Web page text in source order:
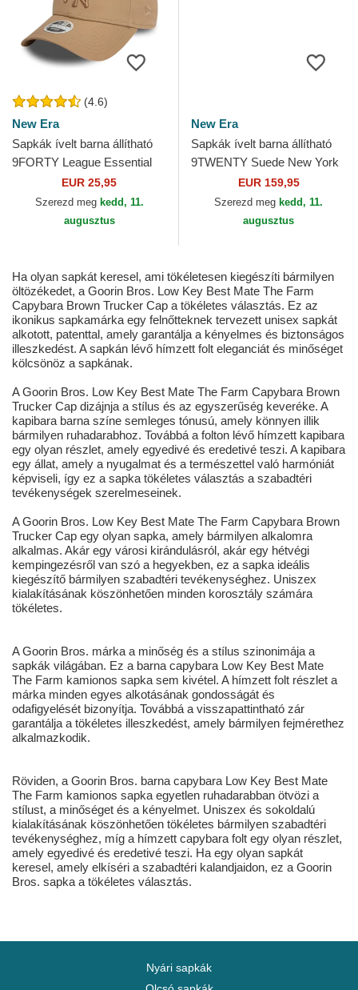
(4.6)
New Era
Sapkák ívelt barna állítható
9FORTY League Essential
New York Yankees MLB
New Era
EUR 25,95
Szerezd meg kedd, 11.
augusztus
New Era
Sapkák ívelt barna állítható
9TWENTY Suede New York
Yankees MLB New Era
EUR 159,95
Szerezd meg kedd, 11.
augusztus
Ha olyan sapkát keresel, ami tökéletesen kiegészíti bármilyen
öltözékedet, a Goorin Bros. Low Key Best Mate The Farm
Capybara Brown Trucker Cap a tökéletes választás. Ez az
ikonikus sapkamárka egy felnőtteknek tervezett unisex sapkát
alkotott, patenttal, amely garantálja a kényelmes és biztonságos
illeszkedést. A sapkán lévő hímzett folt eleganciát és minőséget
kölcsönöz a sapkának.
A Goorin Bros. Low Key Best Mate The Farm Capybara Brown
Trucker Cap dizájnja a stílus és az egyszerűség keveréke. A
kapibara barna színe semleges tónusú, amely könnyen illik
bármilyen ruhadarabhoz. Továbbá a folton lévő hímzett kapibara
egy olyan részlet, amely egyedivé és eredetivé teszi. A kapibara
egy állat, amely a nyugalmat és a természettel való harmóniát
képviseli, így ez a sapka tökéletes választás a szabadtéri
tevékenységek szerelmeseinek.
A Goorin Bros. Low Key Best Mate The Farm Capybara Brown
Trucker Cap egy olyan sapka, amely bármilyen alkalomra
alkalmas. Akár egy városi kirándulásról, akár egy hétvégi
kempingezésről van szó a hegyekben, ez a sapka ideális
kiegészítő bármilyen szabadtéri tevékenységhez. Uniszex
kialakításának köszönhetően minden korosztály számára
tökéletes.
A Goorin Bros. márka a minőség és a stílus szinonimája a
sapkák világában. Ez a barna capybara Low Key Best Mate
The Farm kamionos sapka sem kivétel. A hímzett folt részlet a
márka minden egyes alkotásának gondosságát és
odafigyelését bizonyítja. Továbbá a visszapattintható zár
garantálja a tökéletes illeszkedést, amely bármilyen fejmérethez
alkalmazkodik.
Röviden, a Goorin Bros. barna capybara Low Key Best Mate
The Farm kamionos sapka egyetlen ruhadarabban ötvözi a
stílust, a minőséget és a kényelmet. Uniszex és sokoldalú
kialakításának köszönhetően tökéletes bármilyen szabadtéri
tevékenységhez, míg a hímzett capybara folt egy olyan részlet,
amely egyedivé és eredetivé teszi. Ha egy olyan sapkát
keresel, amely elkíséri a szabadtéri kalandjaidon, ez a Goorin
Bros. sapka a tökéletes választás.
Nyári sapkák